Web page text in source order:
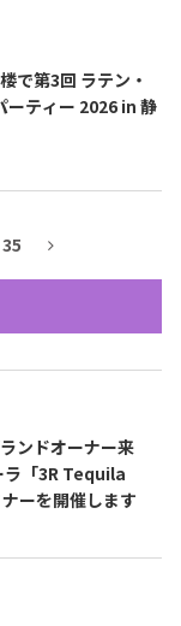
カルが飲める
トラン
コ大使館 SNS
で第3回 ラテン・
ーティー 2026 in 静
35
ンドオーナー来
ラ「3R Tequila
ーを開催します